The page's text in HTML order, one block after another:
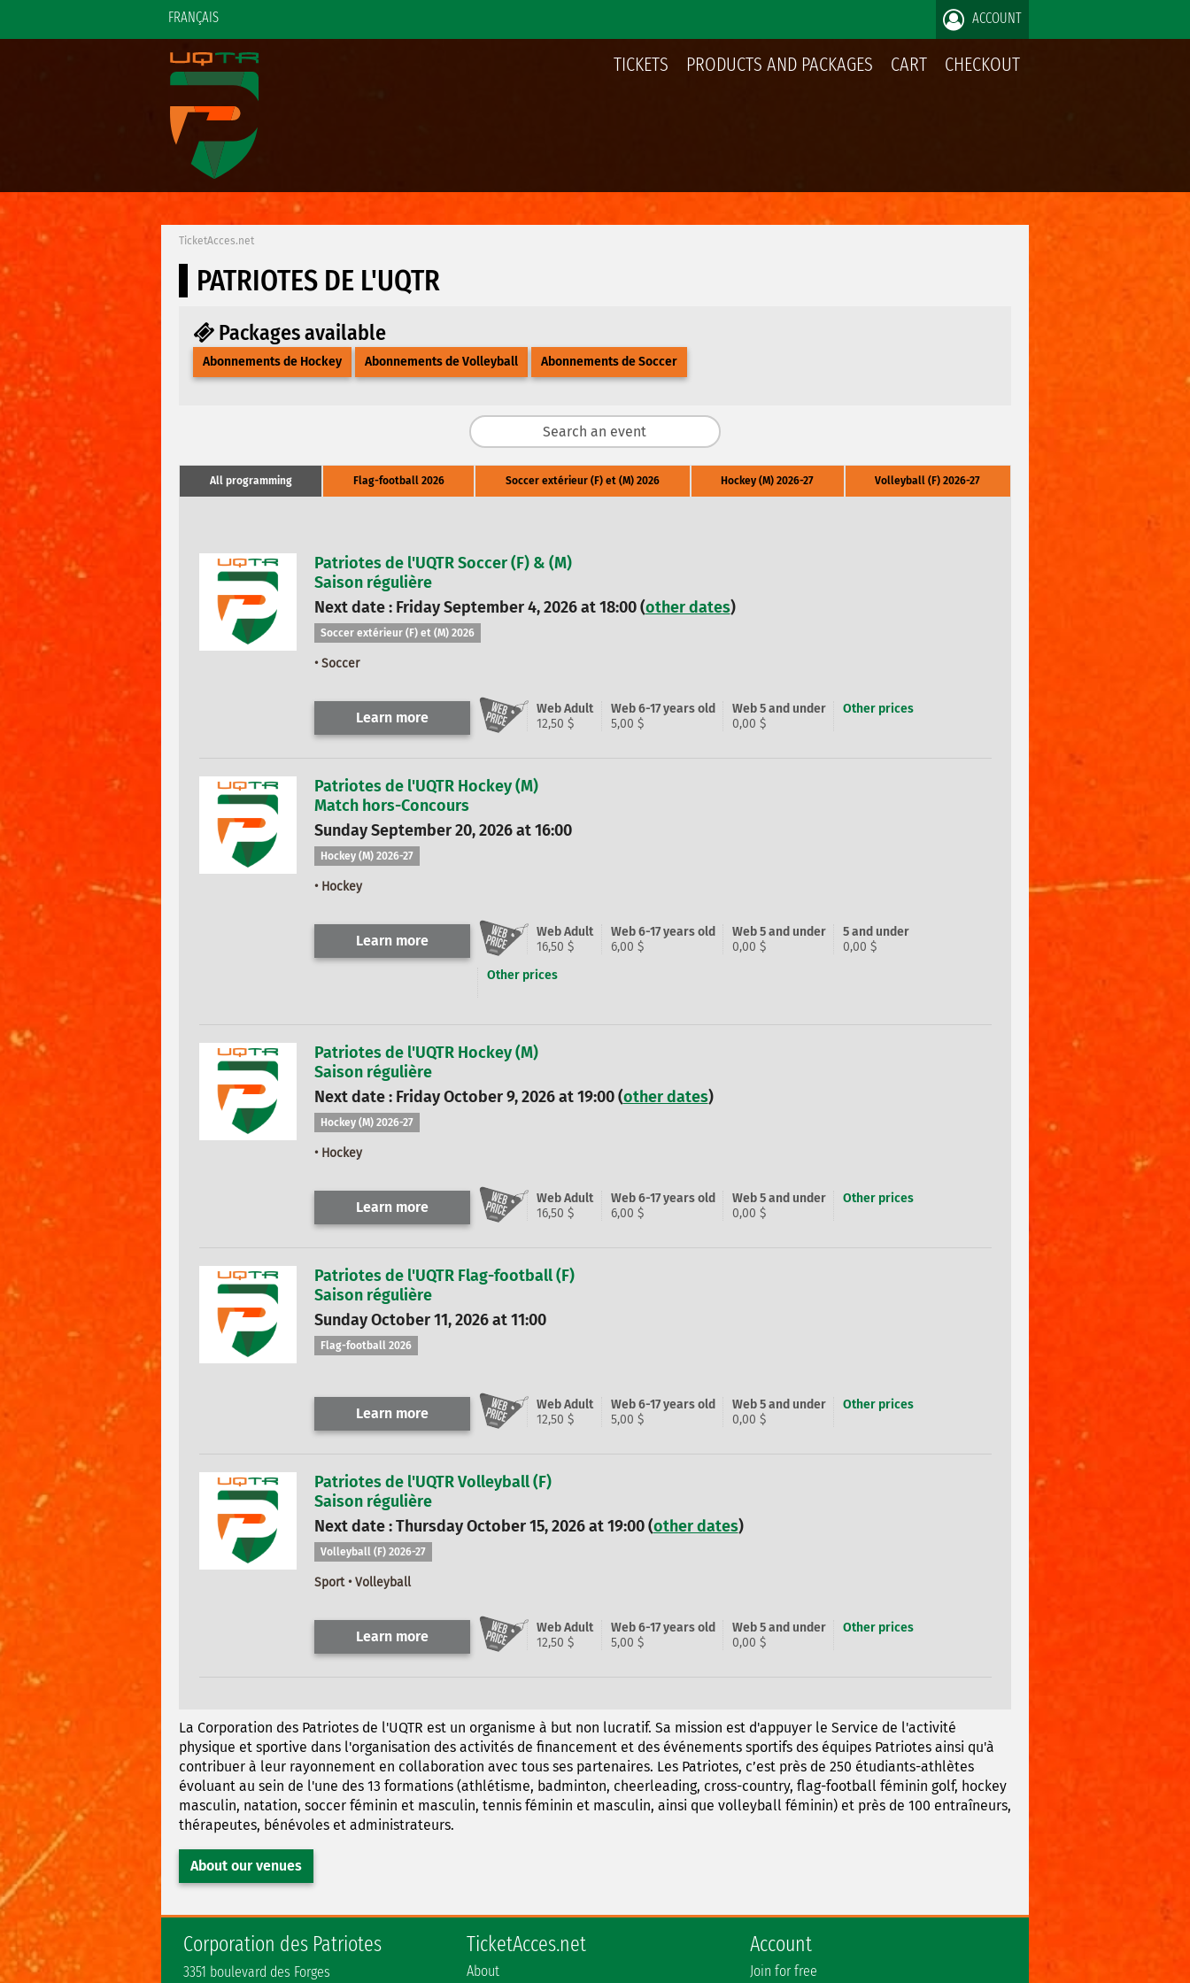
FRANÇAIS ACCOUNT
TICKETS PRODUCTS AND PACKAGES CART CHECKOUT
TicketAcces.net
PATRIOTES DE L'UQTR
Packages available
Abonnements de Hockey Abonnements de Volleyball Abonnements de Soccer
All programming Flag-football 2026 Soccer extérieur (F) et (M) 2026 Hockey (M) 2026-27 Volleyball (F) 2026-27
Patriotes de l'UQTR Soccer (F) & (M)
Saison régulière
Next date : Friday September 4, 2026 at 18:00 (other dates)
Soccer extérieur (F) et (M) 2026
• Soccer
Learn more
Web Adult
12,50 $
Web 6-17 years old
5,00 $
Web 5 and under
0,00 $
Other prices
Patriotes de l'UQTR Hockey (M)
Match hors-Concours
Sunday September 20, 2026 at 16:00
Hockey (M) 2026-27
• Hockey
Learn more
Web Adult
16,50 $
Web 6-17 years old
6,00 $
Web 5 and under
0,00 $
5 and under
0,00 $
Other prices
Patriotes de l'UQTR Hockey (M)
Saison régulière
Next date : Friday October 9, 2026 at 19:00 (other dates)
Hockey (M) 2026-27
• Hockey
Learn more
Web Adult
16,50 $
Web 6-17 years old
6,00 $
Web 5 and under
0,00 $
Other prices
Patriotes de l'UQTR Flag-football (F)
Saison régulière
Sunday October 11, 2026 at 11:00
Flag-football 2026
Learn more
Web Adult
12,50 $
Web 6-17 years old
5,00 $
Web 5 and under
0,00 $
Other prices
Patriotes de l'UQTR Volleyball (F)
Saison régulière
Next date : Thursday October 15, 2026 at 19:00 (other dates)
Volleyball (F) 2026-27
Sport • Volleyball
Learn more
Web Adult
12,50 $
Web 6-17 years old
5,00 $
Web 5 and under
0,00 $
Other prices
La Corporation des Patriotes de l'UQTR est un organisme à but non lucratif. Sa mission est d'appuyer le Service de l'activité
physique et sportive dans l'organisation des activités de financement et des événements sportifs des équipes Patriotes ainsi qu'à
contribuer à leur rayonnement en collaboration avec tous ses partenaires. Les Patriotes, c’est près de 250 étudiants-athlètes
évoluant au sein de l'une des 13 formations (athlétisme, badminton, cheerleading, cross-country, flag-football féminin golf, hockey
masculin, natation, soccer féminin et masculin, tennis féminin et masculin, ainsi que volleyball féminin) et près de 100 entraîneurs,
thérapeutes, bénévoles et administrateurs.
About our venues
Corporation des Patriotes
3351 boulevard des Forges
TicketAcces.net
About
Account
Join for free